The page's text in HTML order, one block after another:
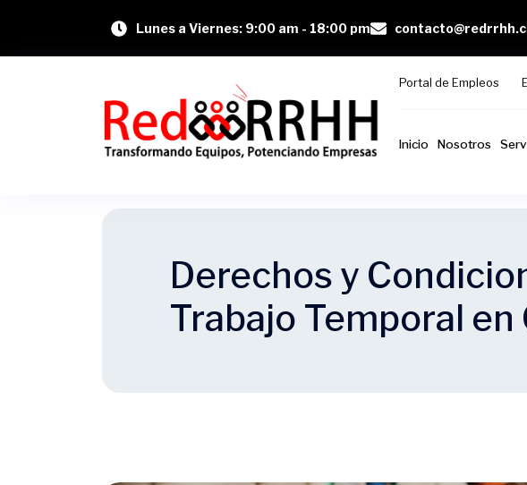
Lunes a Viernes: 9:00 am - 18:00 pm
Portal de Empleos
Inicio Nosotros
Derechos y
Trabajo Temporal en